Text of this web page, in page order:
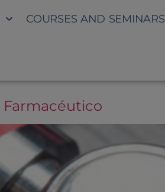
COURSES AND SEMINARS